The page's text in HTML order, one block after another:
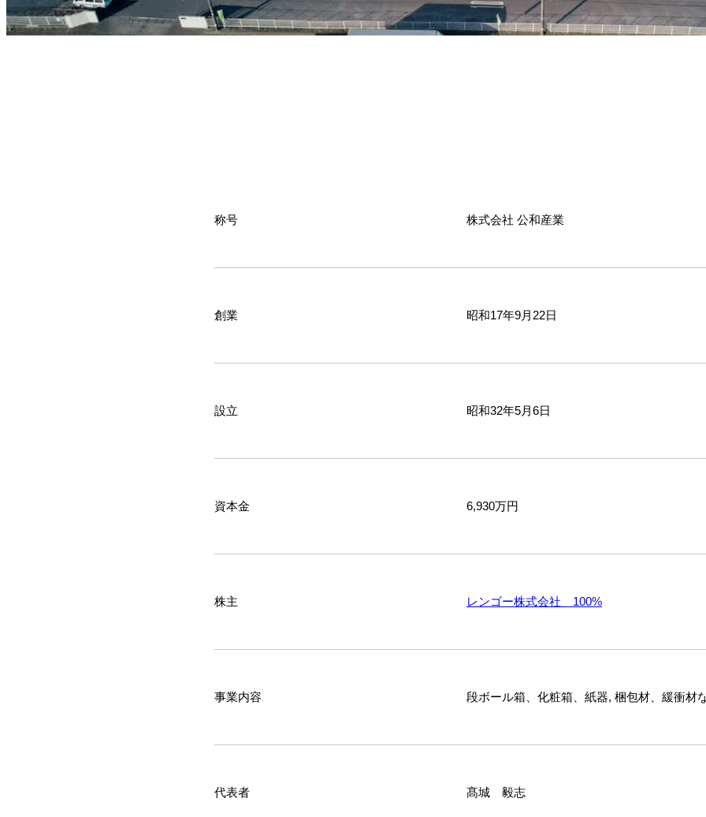
称号 株式会社 公和産業
創業 昭和17年9月22日
設立 昭和32年5月6日
資本金 6,930万円
株主 レンゴー株式会社 100%
事業内容 段ボール箱、化粧箱、紙器, 梱包材、緩衝材
代表者 髙城 毅志